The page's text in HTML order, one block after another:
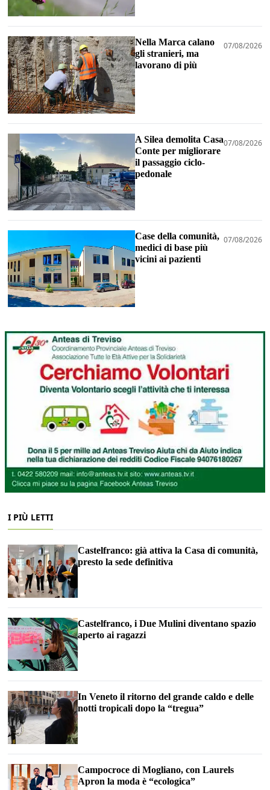
Nella Marca calano
gli stranieri, ma
lavorano di più
07/08/2026
A Silea demolita Casa
Conte per migliorare
il passaggio ciclo-
pedonale
07/08/2026
Case della comunità,
medici di base più
vicini ai pazienti
07/08/2026
I PIÙ LETTI
Castelfranco: già attiva la Casa di comunità,
presto la sede definitiva
Castelfranco, i Due Mulini diventano spazio
aperto ai ragazzi
In Veneto il ritorno del grande caldo e delle
notti tropicali dopo la “tregua”
Campocroce di Mogliano, con Laurels
Apron la moda è “ecologica”